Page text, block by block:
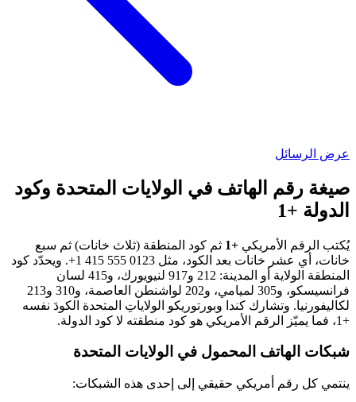
عرض الرسائل
صيغة رقم الهاتف في الولايات المتحدة وكود
الدولة +1
يُكتب الرقم الأمريكي +1
ثم كود المنطقة (ثلاث خانات) ثم سبع
خانات، أي عشر خانات بعد الكود، مثل +1 415 555 0123. ويحدّد كود
المنطقة الولاية أو المدينة: 212 و917 لنيويورك، و415 لسان
فرانسيسكو، و305 لميامي، و202 لواشنطن العاصمة، و310 و213
لكاليفورنيا. وتشارك كندا وبورتوريكو الولاياتِ المتحدة الكودَ نفسه
+1، فما يميّز الرقم الأمريكي هو كود منطقته لا كود الدولة.
شبكات الهاتف المحمول في الولايات المتحدة
ينتمي كل رقم أمريكي حقيقي إلى إحدى هذه الشبكات: